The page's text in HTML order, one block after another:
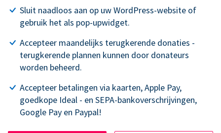
Sluit naadloos aan op uw WordPress-website of
gebruik het als pop-upwidget.
Accepteer maandelijks terugkerende donaties -
terugkerende plannen kunnen door donateurs
worden beheerd.
Accepteer betalingen via kaarten, Apple Pay,
goedkope Ideal - en SEPA-bankoverschrijvingen,
Google Pay en Paypal!